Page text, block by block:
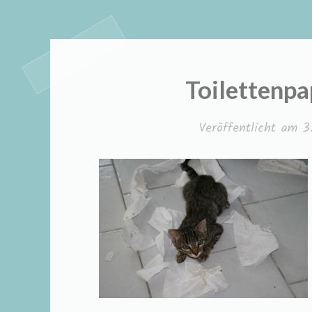
Veröffentlicht am